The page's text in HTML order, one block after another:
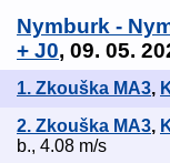
Nymburk -
+ J0, 09. 05.
1. Zkouška MA3,
2. Zkouška MA3,
b., 4.08 m/s